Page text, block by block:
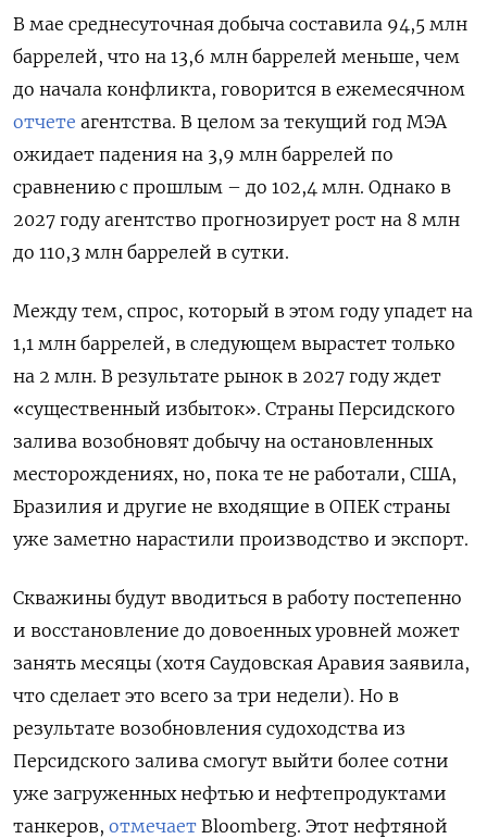
В мае среднесуточная добыча составила 94,5 млн
баррелей, что на 13,6 млн баррелей меньше, чем
до начала конфликта, говорится в ежемесячном
отчете агентства. В целом за текущий год МЭА
ожидает падения на 3,9 млн баррелей по
сравнению с прошлым – до 102,4 млн. Однако в
2027 году агентство прогнозирует рост на 8 млн
до 110,3 млн баррелей в сутки.
Между тем, спрос, который в этом году упадет на
1,1 млн баррелей, в следующем вырастет только
на 2 млн. В результате рынок в 2027 году ждет
«существенный избыток». Страны Персидского
залива возобновят добычу на остановленных
месторождениях, но, пока те не работали, США,
Бразилия и другие не входящие в ОПЕК страны
уже заметно нарастили производство и экспорт.
Скважины будут вводиться в работу постепенно
и восстановление до довоенных уровней может
занять месяцы (хотя Саудовская Аравия заявила,
что сделает это всего за три недели). Но в
результате возобновления судоходства из
Персидского залива смогут выйти более сотни
уже загруженных нефтью и нефтепродуктами
танкеров, отмечает Bloomberg. Этот нефтяной